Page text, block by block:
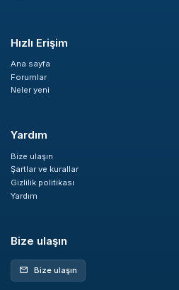
Hızlı Erişim
Ana sayfa
Forumlar
Neler yeni
Yardım
Bize ulaşın
Şartlar ve kurallar
Gizlilik politikası
Yardım
Bize ulaşın
mail Bize ulaşın